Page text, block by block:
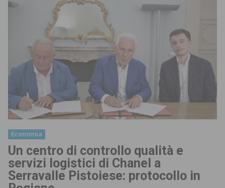
Economia
Un centro di controllo qualità e
servizi logistici di Chanel a
Serravalle Pistoiese: protocollo in